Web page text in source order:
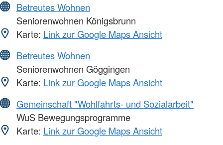
Betreutes Wohnen
Seniorenwohnen Königsbrunn
Karte: Link zur Google Maps Ansicht
Betreutes Wohnen
Seniorenwohnen Göggingen
Karte: Link zur Google Maps Ansicht
Gemeinschaft "Wohlfahrts- und Sozialarbeit"
WuS Bewegungsprogramme
Karte: Link zur Google Maps Ansicht